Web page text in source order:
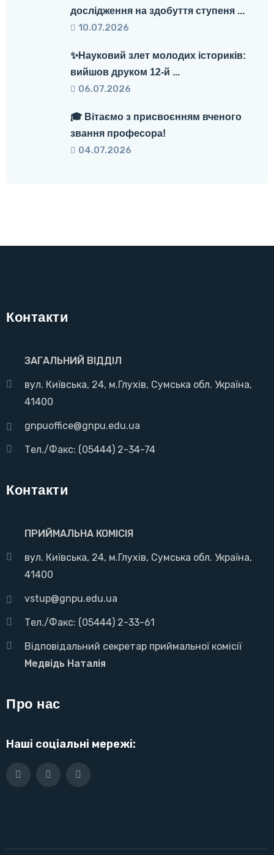
дослідження на здобуття ступеня ...
10.07.2026
✨Науковий злет молодих істориків:
вийшов друком 12-й ...
06.07.2026
🎓 Вітаємо з присвоєнням вченого
звання професора!
04.07.2026
Контакти
ЗАГАЛЬНИЙ ВІДДІЛ
вул. Київська, 24, м.Глухів, Сумська обл. Україна,
41400
gnpuoffice@gnpu.edu.ua
Тел./Факс: (05444) 2-34-74
Контакти
ПРИЙМАЛЬНА КОМІСІЯ
вул. Київська, 24, м.Глухів, Сумська обл. Україна,
41400
vstup@gnpu.edu.ua
Тел./Факс: (05444) 2-33-61
Відповідальний секретар приймальної комісії
Медвідь Наталія
Про нас
Наші соціальні мережі: